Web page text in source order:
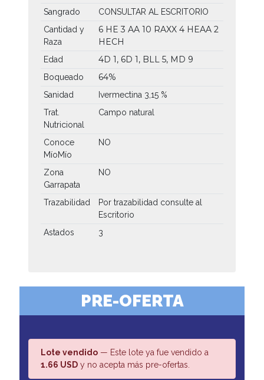
Sangrado
CONSULTAR AL ESCRITORIO
Cantidad y
Raza
6 HE 3 AA 10 RAXX 4 HEAA 2
HECH
Edad 4D 1, 6D 1, BLL 5, MD 9
Boqueado 64%
Sanidad
Ivermectina 3,15 %
Trat.
Nutricional
Campo natural
Conoce
MíoMío
NO
Zona
Garrapata
NO
Trazabilidad
Por trazabilidad consulte al
Escritorio
Astados
3
PRE-OFERTA
Lote vendido — Este lote ya fue vendido a
1.66 USD y no acepta más pre-ofertas.